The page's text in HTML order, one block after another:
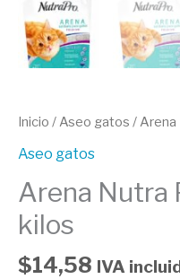
Inicio /Aseo gatos / Arena
Aseo gatos
Arena Nutra
kilos
$14,58 IVA